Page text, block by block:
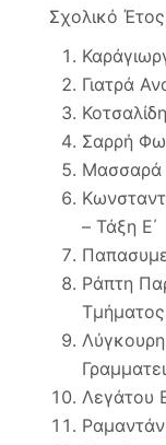
Σχολικό
Γιατρά
Σαρρή
Μασσαρά
– Τάξη Ε΄
Ράπτη
Λεγάτου